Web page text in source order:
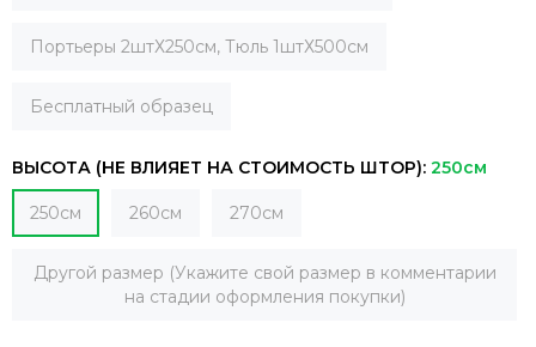
Портьеры 2штХ250см, Тюль 1штХ500см
Бесплатный образец
ВЫСОТА (НЕ ВЛИЯЕТ НА СТОИМОСТЬ ШТОР): 250см
250см 260см 270см
Другой размер (Укажите свой размер в комментарии
на стадии оформления покупки)